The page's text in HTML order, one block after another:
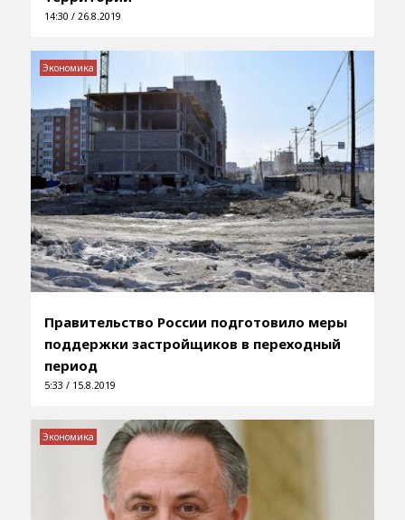
14:30 / 26.8.2019
Правительство России подготовило меры
поддержки застройщиков в переходный
период
5:33 / 15.8.2019
Экономика
Экономика